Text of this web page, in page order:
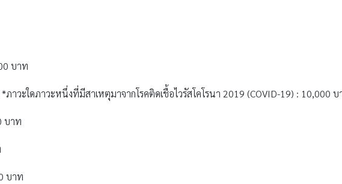
บาท
ภาวะใดภาวะหนึ่งที่มีสาเหตุมาจากโรคติดเชื้อไวรัสโคโรนา 2019 (COVID-19) : 10,000
บาท
บาท